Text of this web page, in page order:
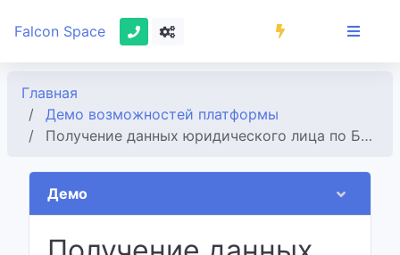
Falcon Space
Главная
Демо возможностей платформы
Получение данных юридического лица по БИК
Демо